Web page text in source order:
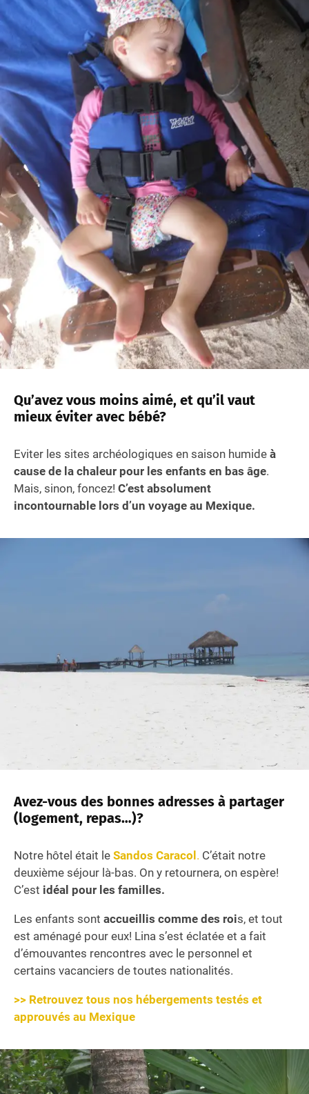
Qu’avez vous moins aimé, et qu’il vaut
mieux éviter avec bébé?
Eviter les sites archéologiques en saison humide à
cause de la chaleur pour les enfants en bas âge.
Mais, sinon, foncez! C’est absolument
incontournable lors d’un voyage au Mexique.
Avez-vous des bonnes adresses à partager
(logement, repas…)?
Notre hôtel était le Sandos Caracol . C’était notre
deuxième séjour là-bas. On y retournera, on espère!
C’est idéal pour les familles.
Les enfants sont accueillis comme des rois, et tout
est aménagé pour eux! Lina s’est éclatée et a fait
d’émouvantes rencontres avec le personnel et
certains vacanciers de toutes nationalités.
>> Retrouvez tous nos hébergements testés et
approuvés au Mexique